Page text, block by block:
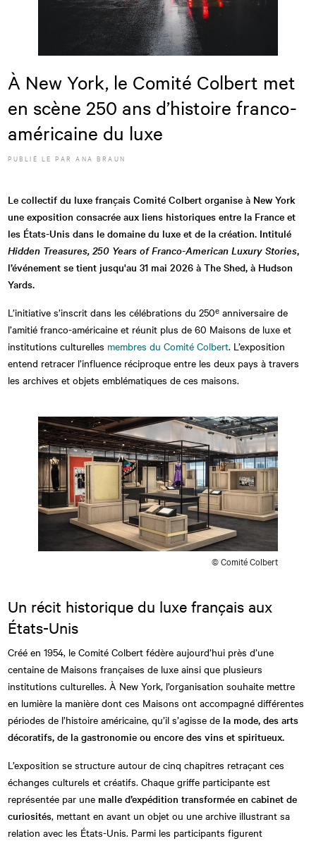
À New York, le Comité Colbert met
en scène 250 ans d’histoire franco-
américaine du luxe
PUBLIÉ LEPARANA BRAUN
Le collectif du luxe français Comité Colbert organise à New York
une exposition consacrée aux liens historiques entre la France et
les États-Unis dans le domaine du luxe et de la création. Intitulé
Hidden Treasures, 250 Years of Franco-American Luxury Stories,
l’événement se tient jusqu'au 31 mai 2026 à The Shed, à Hudson
Yards.
L’initiative s’inscrit dans les célébrations du 250ᵉ anniversaire de
l’amitié franco-américaine et réunit plus de 60 Maisons de luxe et
institutions culturelles membres du Comité Colbert. L’exposition
entend retracer l’influence réciproque entre les deux pays à travers
les archives et objets emblématiques de ces maisons.
© Comité Colbert
Un récit historique du luxe français aux
États-Unis
Créé en 1954, le Comité Colbert fédère aujourd’hui près d’une
centaine de Maisons françaises de luxe ainsi que plusieurs
institutions culturelles. À New York, l’organisation souhaite mettre
en lumière la manière dont ces Maisons ont accompagné différentes
périodes de l’histoire américaine, qu’il s’agisse de la mode, des arts
décoratifs, de la gastronomie ou encore des vins et spiritueux.
L’exposition se structure autour de cinq chapitres retraçant ces
échanges culturels et créatifs. Chaque griffe participante est
représentée par une malle d’expédition transformée en cabinet de
curiosités, mettant en avant un objet ou une archive illustrant sa
relation avec les États-Unis. Parmi les participants figurent